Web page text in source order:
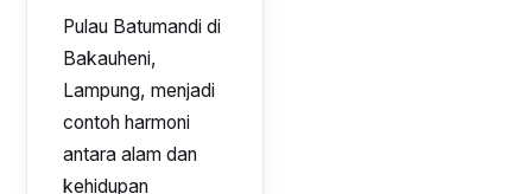
Pulau Batumandi di
Bakauheni,
Lampung, menjadi
contoh harmoni
antara alam dan
kehidupan